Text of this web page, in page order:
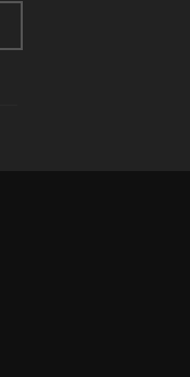
IMMER MEHR